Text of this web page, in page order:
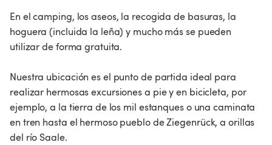
En el camping, los aseos, la recogida de basuras, la
hoguera (incluida la leña) y mucho más se pueden
utilizar de forma gratuita.
Nuestra ubicación es el punto de partida ideal para
realizar hermosas excursiones a pie y en bicicleta, por
ejemplo, a la tierra de los mil estanques o una caminata
en tren hasta el hermoso pueblo de Ziegenrück, a orillas
del río Saale.